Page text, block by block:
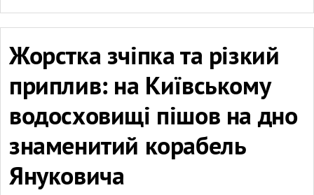
Жорстка зчіпка та різкий
приплив: на Київському
водосховищі пішов на дно
знаменитий корабель
Януковича